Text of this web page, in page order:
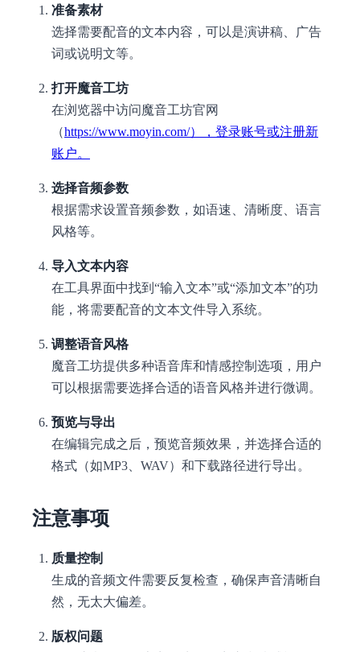
准备素材
选择需要配音的文本内容，可以是演讲稿、广告
词或说明文等。
打开魔音工坊
在浏览器中访问魔音工坊官网
（https://www.moyin.com/），登录账号或注册新
账户。
选择音频参数
根据需求设置音频参数，如语速、清晰度、语言
风格等。
导入文本内容
在工具界面中找到“输入文本”或“添加文本”的功
能，将需要配音的文本文件导入系统。
调整语音风格
魔音工坊提供多种语音库和情感控制选项，用户
可以根据需要选择合适的语音风格并进行微调。
预览与导出
在编辑完成之后，预览音频效果，并选择合适的
格式（如MP3、WAV）和下载路径进行导出。
注意事项
质量控制
生成的音频文件需要反复检查，确保声音清晰自
然，无太大偏差。
版权问题